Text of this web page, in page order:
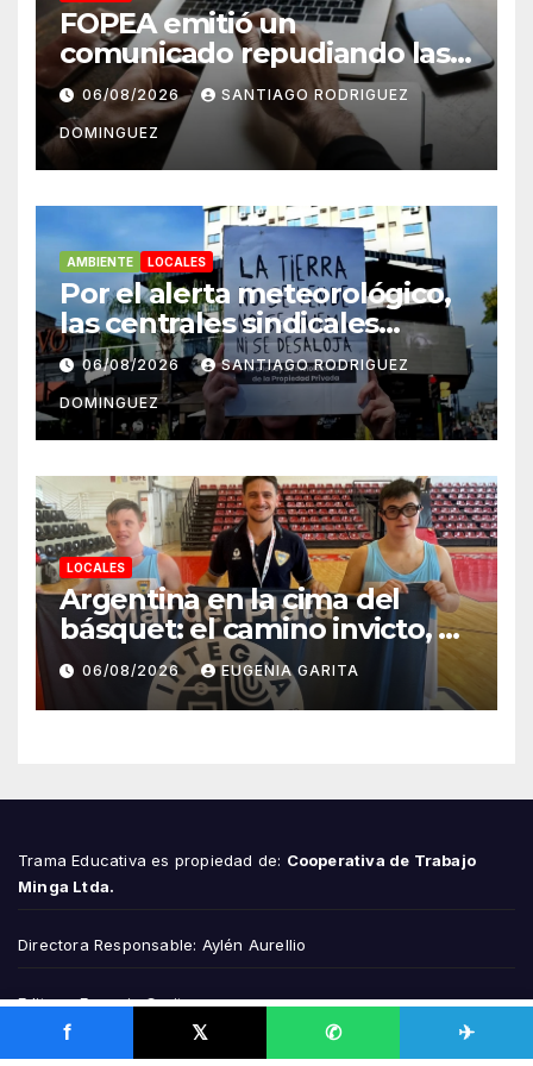
FOPEA emitió un
comunicado repudiando las
cuentas pseudo periodísticas
de Instagram en Mar del
Plata
06/08/2026 SANTIAGO RODRIGUEZ
DOMINGUEZ
AMBIENTE LOCALES
Por el alerta meteorológico,
las centrales sindicales
suspendieron la convocatoria
contra la Ley de Tierras en
Mar del Plata
06/08/2026 SANTIAGO RODRIGUEZ
DOMINGUEZ
LOCALES
Argentina en la cima del
básquet: el camino invicto, el
esfuerzo familiar y la jugada
que valió un Mundial
06/08/2026 EUGENIA GARITA
Trama Educativa es propiedad de: Cooperativa de Trabajo
Minga Ltda.
Directora Responsable: Aylén Aurellio
Editora: Eugenia Garita
Los Narvales 958, Mar del Plata, Provincia de Buenos Aires
f 𝕏 ✆ ✈